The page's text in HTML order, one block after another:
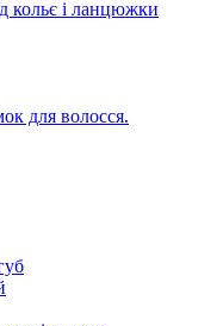
кольє і ланцюжки
для волосся.